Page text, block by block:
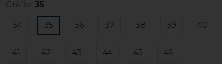
Größe: 35
34 35 36 37 38 39 40
41 42 43 44 45 46